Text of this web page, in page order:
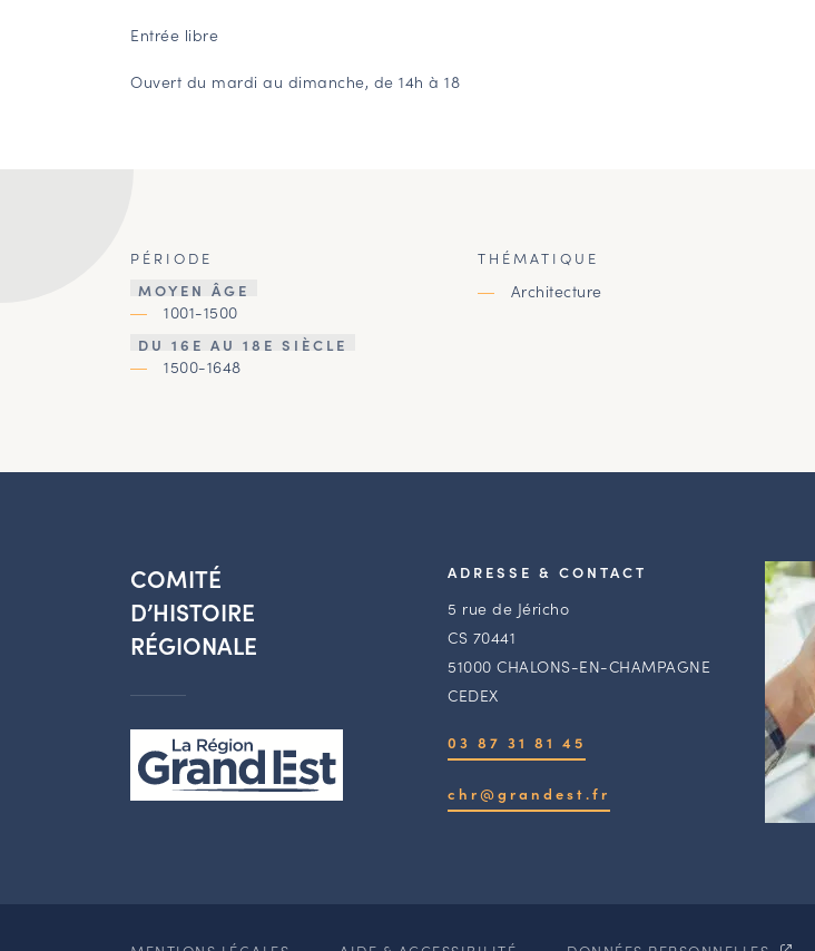
Entrée libre
Ouvert du mardi au dimanche, de 14h à 18
PÉRIODE
MOYEN ÂGE
1001-1500
DU 16E AU 18E SIÈCLE
1500-1648
THÉMATIQUE
Architecture
COMITÉ
D’HISTOIRE
RÉGIONALE
ADRESSE & CONTACT
5 rue de Jéricho
CS 70441
51000 CHALONS-EN-CHAMPAGNE
CEDEX
03 87 31 81 45
chr@grandest.fr